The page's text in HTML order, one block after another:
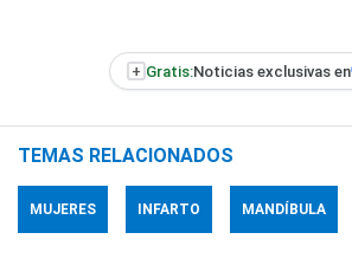
+ Gratis:Noticias exclusivas en
TEMAS RELACIONADOS
MUJERES INFARTO MANDÍBULA